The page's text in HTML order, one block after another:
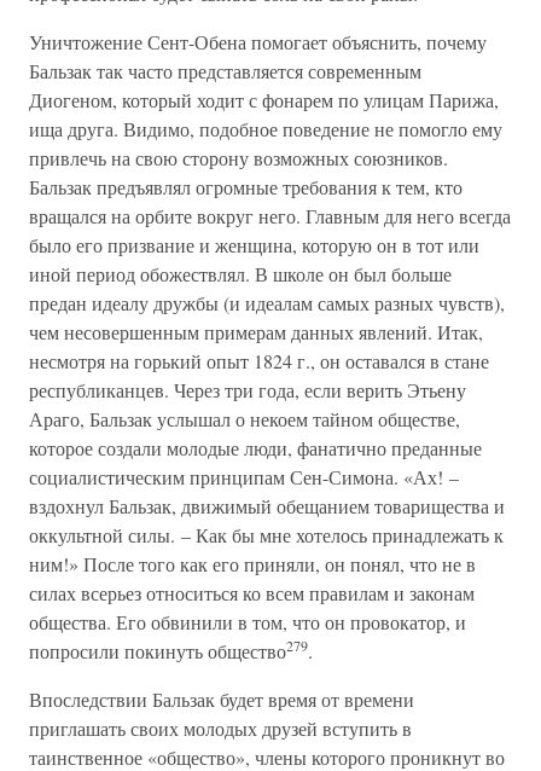
Уничтожение Сент-Обена помогает объяснить, почему
Бальзак так часто представляется современным
Диогеном, который ходит с фонарем по улицам Парижа,
ища друга. Видимо, подобное поведение не помогло ему
привлечь на свою сторону возможных союзников.
Бальзак предъявлял огромные требования к тем, кто
вращался на орбите вокруг него. Главным для него всегда
было его призвание и женщина, которую он в тот или
иной период обожествлял. В школе он был больше
предан идеалу дружбы (и идеалам самых разных чувств),
чем несовершенным примерам данных явлений. Итак,
несмотря на горький опыт 1824 г., он оставался в стане
республиканцев. Через три года, если верить Этьену
Араго, Бальзак услышал о некоем тайном обществе,
которое создали молодые люди, фанатично преданные
социалистическим принципам Сен-Симона. «Ах! –
вздохнул Бальзак, движимый обещанием товарищества и
оккультной силы. – Как бы мне хотелось принадлежать к
ним!» После того как его приняли, он понял, что не в
силах всерьез относиться ко всем правилам и законам
общества. Его обвинили в том, что он провокатор, и
попросили покинуть общество279.
Впоследствии Бальзак будет время от времени
приглашать своих молодых друзей вступить в
таинственное «общество», члены которого проникнут во